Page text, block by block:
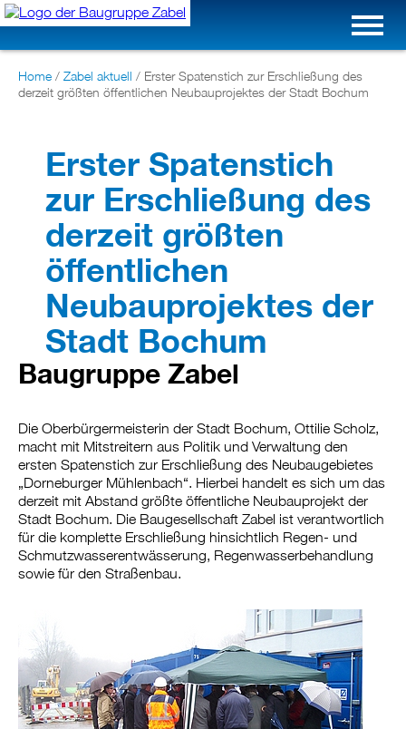
Home / Zabel aktuell / Erster Spatenstich zur Erschließung des
derzeit größten öffentlichen Neubauprojektes der Stadt Bochum
Erster Spatenstich
zur Erschließung des
derzeit größten
öffentlichen
Neubauprojektes der
Stadt Bochum
Baugruppe Zabel
Die Oberbürgermeisterin der Stadt Bochum, Ottilie Scholz,
macht mit Mitstreitern aus Politik und Verwaltung den
ersten Spatenstich zur Erschließung des Neubaugebietes
„Dorneburger Mühlenbach“. Hierbei handelt es sich um das
derzeit mit Abstand größte öffentliche Neubauprojekt der
Stadt Bochum. Die Baugesellschaft Zabel ist verantwortlich
für die komplette Erschließung hinsichtlich Regen- und
Schmutzwasserentwässerung, Regenwasserbehandlung
sowie für den Straßenbau.